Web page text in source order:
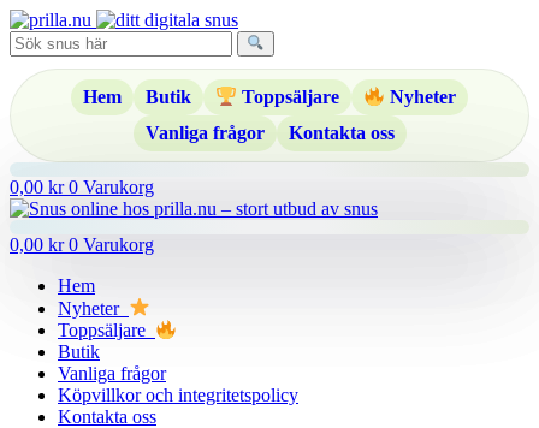
Hoppa
till
innehåll
Hem
Butik Toppsäljare
Nyheter
Vanliga frågor
Kontakta oss
0,00 kr 0 Varukorg
0,00 kr 0 Varukorg
Hem
Nyheter
Toppsäljare
Butik
Vanliga frågor
Köpvillkor och integritetspolicy
Kontakta oss